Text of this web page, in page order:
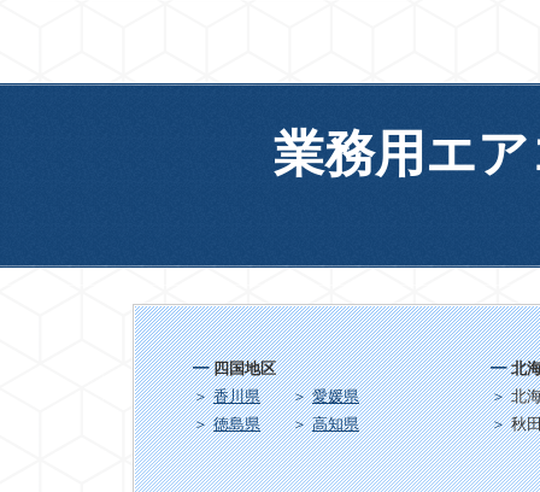
業務用エ
北
北
秋
四国地区
香川県
愛媛県
徳島県
高知県